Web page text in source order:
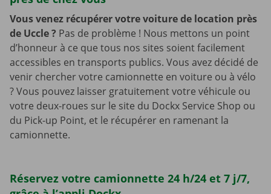
Vous venez récupérer votre voiture de location près
de Uccle? Pas de problème ! Nous mettons un point
d’honneur à ce que tous nos sites soient facilement
accessibles en transports publics. Vous avez décidé de
venir chercher votre camionnette en voiture ou à vélo
? Vous pouvez laisser gratuitement votre véhicule ou
votre deux-roues sur le site du Dockx Service Shop ou
du Pick-up Point, et le récupérer en ramenant la
camionnette.
Réservez votre camionnette 24 h/24 et 7 j/7,